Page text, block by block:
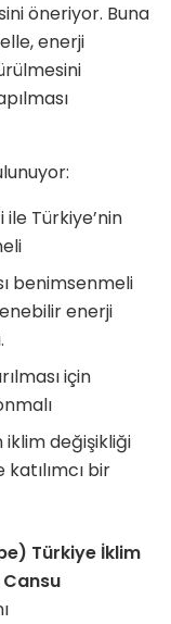
öneriyor. Buna
enerji
Türkiye’nin
benimsenmeli
enerji
için
iklim değişikliği
bir
Türkiye İklim
Cansu